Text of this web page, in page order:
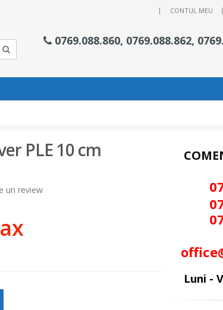
| CONTUL MEU
0769.088.860, 0769.088.862,
PLE 10 cm
un review
0
0
Luni -